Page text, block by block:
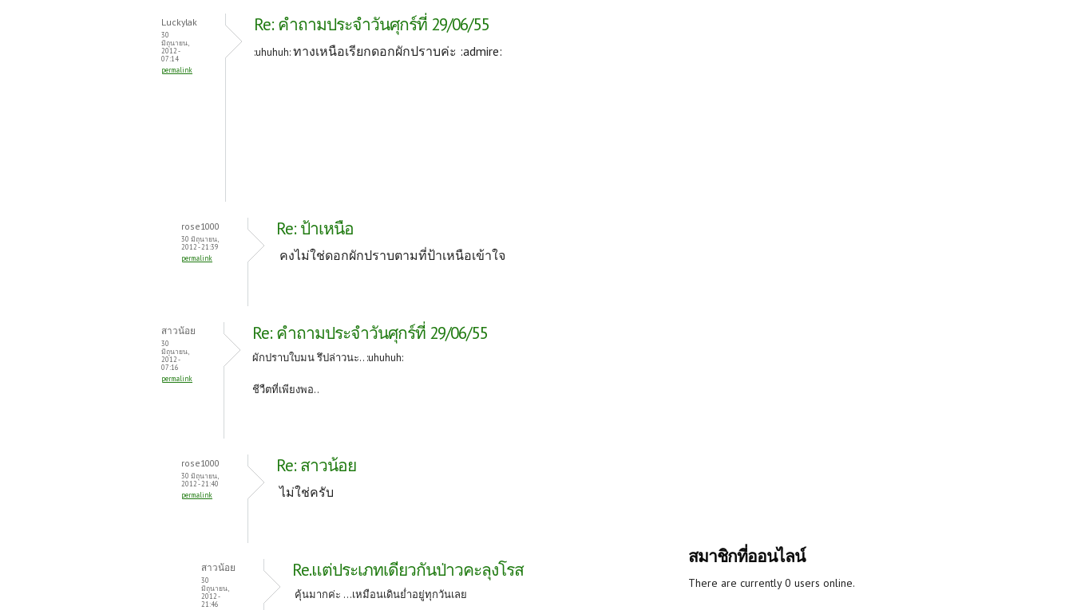
Luckylak
30
มิถุนายน,
2012 -
07:14
permalink
Re: คำถามประจำวันศุกร์ที่ 29/06/55
:uhuhuh:ทางเหนือเรียกดอกผักปราบค่ะ :admire:
rose1000
30 มิถุนายน,
2012 - 21:39
permalink
Re: ป้าเหนือ
คงไม่ใช่ดอกผักปราบตามที่ป้าเหนือเข้าใจ
สาวน้อย
30
มิถุนายน,
2012 -
07:16
permalink
Re: คำถามประจำวันศุกร์ที่ 29/06/55
ผักปราบใบมน รึปล่าวนะ.. :uhuhuh:
ชีวืตที่เพียงพอ..
rose1000
30 มิถุนายน,
2012 - 21:40
permalink
Re: สาวน้อย
ไม่ใช่ครับ
สาวน้อย
30
มิถุนายน,
2012 -
21:46
Re.แต่ประเภทเดียวกันป่าวคะลุงโรส
คุ้นมากค่ะ ...เหมือนเดินย่ำอยู่ทุกวันเลย
สมาชิกที่ออนไลน์
There are currently 0 users online.